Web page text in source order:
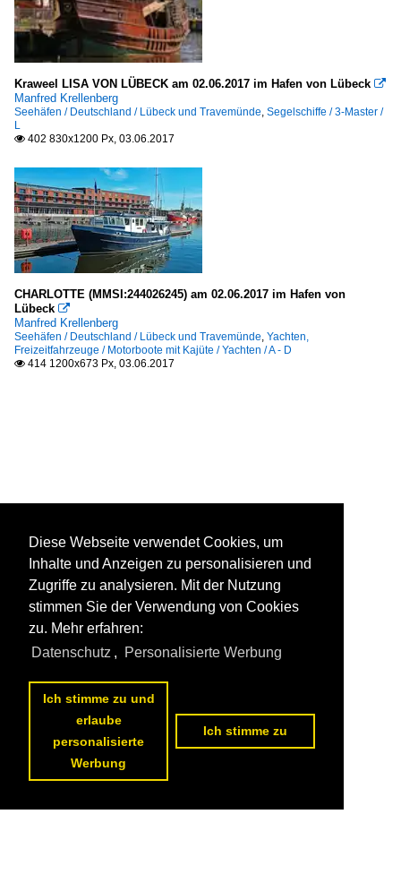
Kraweel LISA VON LÜBECK am 02.06.2017 im Hafen von Lübeck 
Manfred Krellenberg
Seehäfen / Deutschland / Lübeck und Travemünde, Segelschiffe / 3-Master /
L
 402 830x1200 Px, 03.06.2017
CHARLOTTE (MMSI:244026245) am 02.06.2017 im Hafen von
Lübeck 
Manfred Krellenberg
Seehäfen / Deutschland / Lübeck und Travemünde, Yachten,
Freizeitfahrzeuge / Motorboote mit Kajüte / Yachten / A - D
 414 1200x673 Px, 03.06.2017
Diese Webseite verwendet Cookies, um
Inhalte und Anzeigen zu personalisieren und
Zugriffe zu analysieren. Mit der Nutzung
stimmen Sie der Verwendung von Cookies
zu. Mehr erfahren:
Datenschutz , Personalisierte Werbung
Ich stimme zu und
erlaube
personalisierte
Werbung
Ich stimme zu